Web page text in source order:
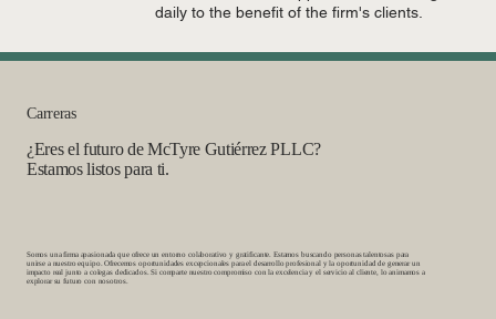
daily to the benefit of the firm's clients.
Carreras
¿Eres el futuro de McTyre Gutiérrez PLLC?
Estamos listos para ti.
Somos una firma apasionada que ofrece un entorno colaborativo y gratificante. Estamos buscando personas talentosas para
unirse a nuestro equipo. Ofrecemos oportunidades excepcionales para el desarrollo profesional y la oportunidad de generar un
impacto real junto a colegas dedicados. Si comparte nuestro compromiso con la excelencia y el servicio al cliente, lo animamos a
explorar su futuro con nosotros.